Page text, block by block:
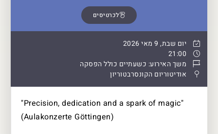
לכרטיסים
יום שבת, 9 מאי 2026
21:00
משך האירוע: כשעתיים כולל הפסקה
אודיטוריום הקונסרבטוריון
"Precision, dedication and a spark of magic"
(Aulakonzerte Göttingen)